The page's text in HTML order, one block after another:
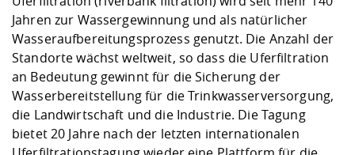
Jahren zur Wassergewinnung und als natürlicher
Wasseraufbereitungsprozess genutzt. Die Anzahl der
Standorte wächst weltweit, so dass die Uferfiltration
an Bedeutung gewinnt für die Sicherung der
Wasserbereitstellung für die Trinkwasserversorgung,
die Landwirtschaft und die Industrie. Die Tagung
bietet 20 Jahre nach der letzten internationalen